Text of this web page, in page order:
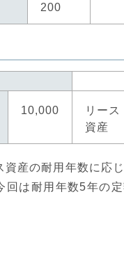
200
10,000
リース
資産
資産の耐用年数に応
回は耐用年数5年の